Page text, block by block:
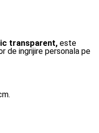
transparent, este
de ingrijire personala pe